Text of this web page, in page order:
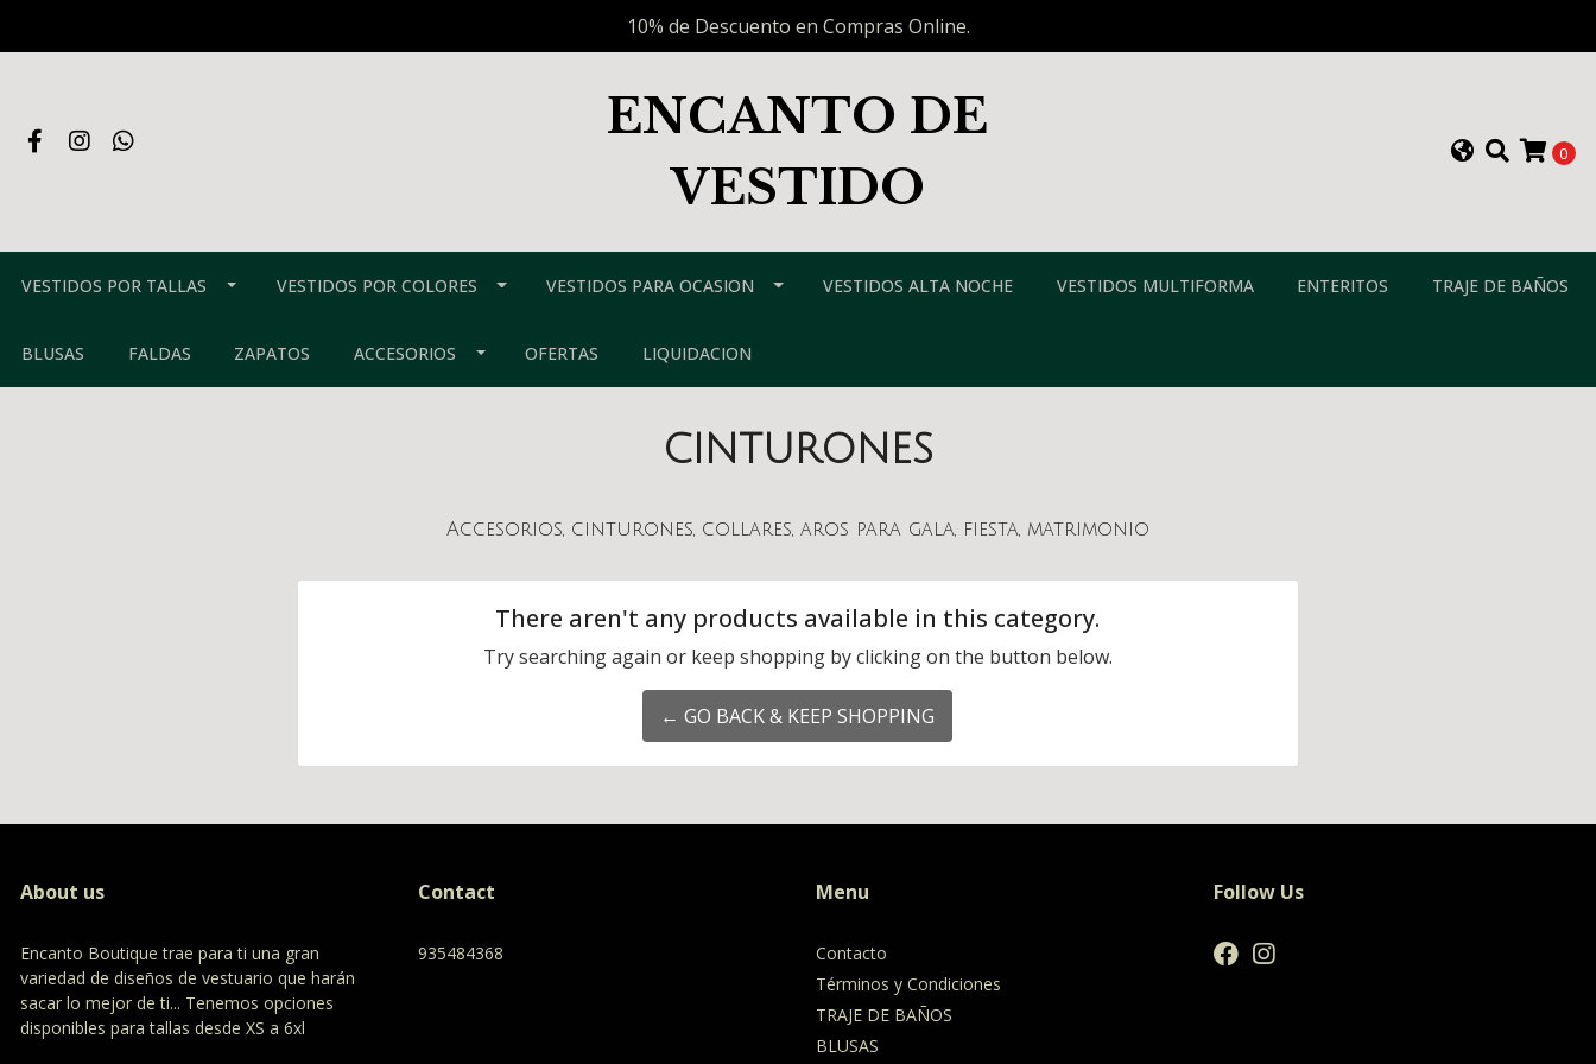
10% de Descuento en Compras Online.
ENCANTO DE
VESTIDO
0
VESTIDOS POR TALLAS VESTIDOS POR COLORES VESTIDOS PARA OCASION VESTIDOS ALTA NOCHE VESTIDOS MULTIFORMA ENTERITOS TRAJE DE BAÑOS
BLUSAS FALDAS ZAPATOS ACCESORIOS OFERTAS LIQUIDACION
CINTURONES
Accesorios, cinturones, collares, aros para gala, fiesta, matrimonio
There aren't any products available in this category.
Try searching again or keep shopping by clicking on the button below.
← GO BACK & KEEP SHOPPING
About us
Encanto Boutique trae para ti una gran
variedad de diseños de vestuario que harán
sacar lo mejor de ti... Tenemos opciones
disponibles para tallas desde XS a 6xl
Contact
935484368
Menu
Contacto
Términos y Condiciones
TRAJE DE BAÑOS
BLUSAS
Follow Us